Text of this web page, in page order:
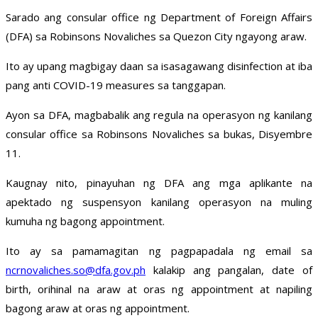
Sarado ang consular office ng Department of Foreign Affairs
(DFA) sa Robinsons Novaliches sa Quezon City ngayong araw.
Ito ay upang magbigay daan sa isasagawang disinfection at iba
pang anti COVID-19 measures sa tanggapan.
Ayon sa DFA, magbabalik ang regula na operasyon ng kanilang
consular office sa Robinsons Novaliches sa bukas, Disyembre
11.
Kaugnay nito, pinayuhan ng DFA ang mga aplikante na
apektado ng suspensyon kanilang operasyon na muling
kumuha ng bagong appointment.
Ito ay sa pamamagitan ng pagpapadala ng email sa
ncrnovaliches.so@dfa.gov.ph kalakip ang pangalan, date of
birth, orihinal na araw at oras ng appointment at napiling
bagong araw at oras ng appointment.